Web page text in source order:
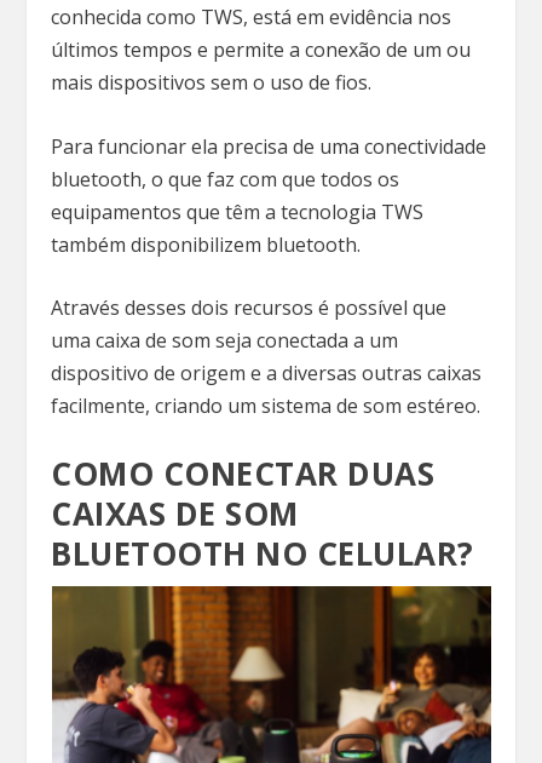
conhecida como TWS, está em evidência nos
últimos tempos e permite a conexão de um ou
mais dispositivos sem o uso de fios.
Para funcionar ela precisa de uma conectividade
bluetooth, o que faz com que todos os
equipamentos que têm a tecnologia TWS
também disponibilizem bluetooth.
Através desses dois recursos é possível que
uma caixa de som seja conectada a um
dispositivo de origem e a diversas outras caixas
facilmente, criando um sistema de som estéreo.
COMO CONECTAR DUAS
CAIXAS DE SOM
BLUETOOTH NO CELULAR?